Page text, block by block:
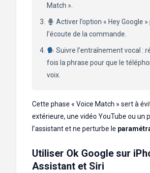
Match ».
Activer l’option « Hey Google
l’écoute de la commande.
Suivre l’entraînement vocal :
fois la phrase pour que le
voix.
Cette phase « Voice Match » sert à
extérieure, une vidéo YouTube ou un
l’assistant et ne perturbe le
Utiliser Ok Google sur
Assistant et Siri